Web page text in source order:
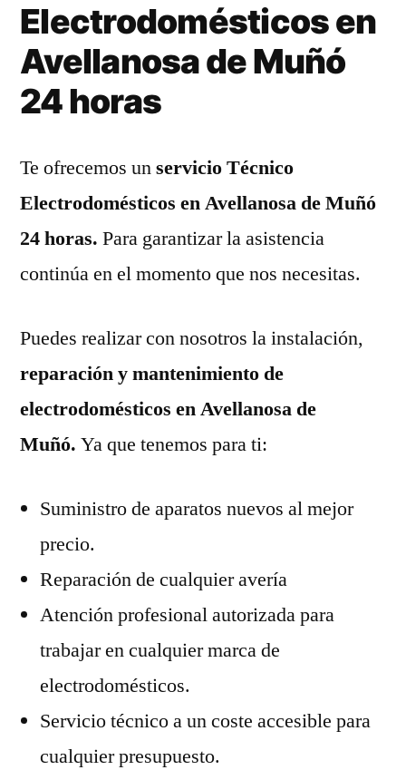
Electrodomésticos en
Avellanosa de Muñó
24 horas
Te ofrecemos unservicio Técnico
Electrodomésticos en Avellanosa de Muñó
24 horas. Para garantizar la asistencia
continúa en el momento que nos necesitas.
Puedes realizar con nosotros la instalación,
reparación y mantenimiento de
electrodomésticos en Avellanosa de
Muñó. Ya que tenemos para ti:
Suministro de aparatos nuevos al mejor
precio.
Reparación de cualquier avería
Atención profesional autorizada para
trabajar en cualquier marca de
electrodomésticos.
Servicio técnico a un coste accesible para
cualquier presupuesto.